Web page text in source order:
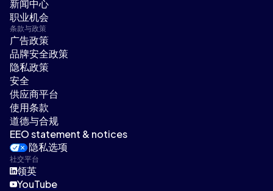
新闻中心
职业机会
条款与政策
广告政策
品牌安全政策
隐私政策
安全
供应商平台
使用条款
道德与合规
EEO statement & notices
隐私选项
社交平台
领英
YouTube